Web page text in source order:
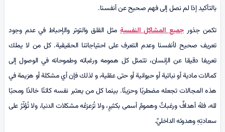
بالتأكيد إذا لم نصل إلى فهم صحيح عن أنفسنا.
تكمن جذور جميع المشاكل النفسية مثل القلق والتوتر والإحباط في عدم وجود
تعريف صحيح لأنفسنا وعدم التعرف على احتياجاتنا الحقيقية. كل من لا يملك
تعريفا دقيقا عن الإنسان، تتمثل كل همومه ورغباته وطموحاته في الوصول إلى
كمالات مادية أو نباتية أو حيوانية أو حتى عقلية، و لذلك فإن أي مشكلة أو هزيمة في
هذه المجالات تجعله مضطربًا وحزينًا. بينما کل من يعتبر نفسه كائنًا خالدًا ومحبًا
لله، فلهُ أهدافٌ ورغباتٌ وهمومٌ أسمى بكثيرٍ، ولا تُزعزعُه مشكلات الدنيا، ولا تُؤثّرُ على
سعادتِهِ وهدوئه الداخليِّ.